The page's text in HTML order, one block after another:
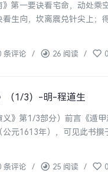
第一要诀看宅命，动处乘
看生向，坎离震兑针尖上；
条评论 / 26 阅读 /
（1/3）-明-程道生
义》第1/3部分）前言《遁
元1613年），可见此书撰
条评论 / 25 阅读 /